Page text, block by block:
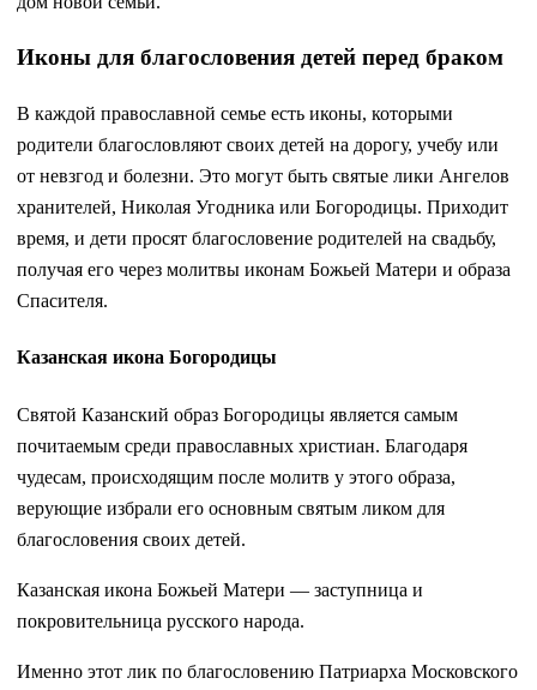
Иконы для благословения детей перед браком
В каждой православной семье есть иконы, которыми
родители благословляют своих детей на дорогу, учебу или
от невзгод и болезни. Это могут быть святые лики Ангелов
хранителей, Николая Угодника или Богородицы. Приходит
время, и дети просят благословение родителей на свадьбу,
получая его через молитвы иконам Божьей Матери и образа
Спасителя.
Казанская икона Богородицы
Святой Казанский образ Богородицы является самым
почитаемым среди православных христиан. Благодаря
чудесам, происходящим после молитв у этого образа,
верующие избрали его основным святым ликом для
благословения своих детей.
Казанская икона Божьей Матери — заступница и
покровительница русского народа.
Именно этот лик по благословению Патриарха Московского